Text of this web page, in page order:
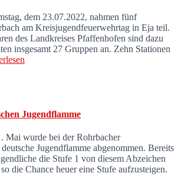
dem 23.07.2022, nahmen fünf
am Kreisjugendfeuerwehrtag in Eja teil.
des Landkreises Pfaffenhofen sind dazu
insgesamt 27 Gruppen an. Zehn Stationen
Jugendflamme
Mai wurde bei der Rohrbacher
Jugendflamme abgenommen. Bereits
die Stufe 1 von diesem Abzeichen
die Chance heuer eine Stufe aufzusteigen.